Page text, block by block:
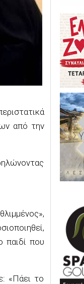
από την
παιδί που
«Πάει το